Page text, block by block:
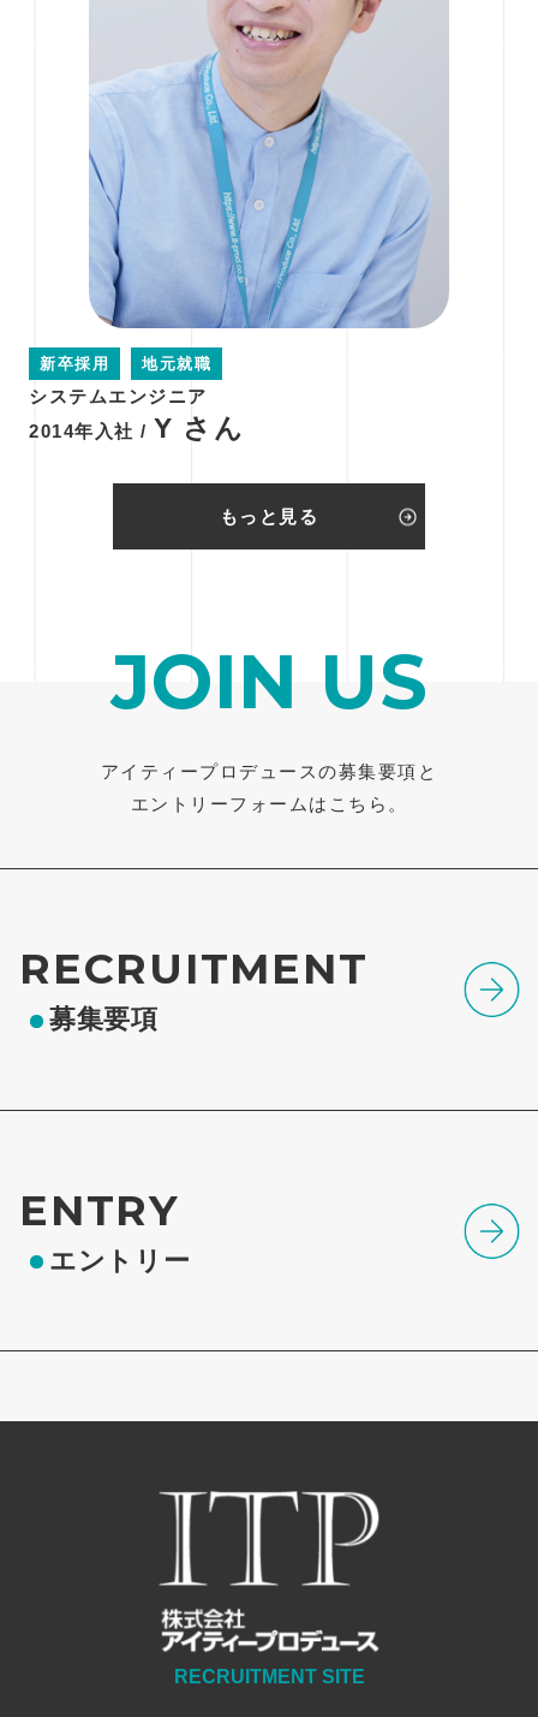
新卒採用 地元就職
システムエンジニア
2014年入社 / Y さん
もっと見る
JOIN US
アイティープロデュースの募集要項と
エントリーフォームはこちら。
RECRUITMENT
募集要項
ENTRY
エントリー
RECRUITMENT SITE